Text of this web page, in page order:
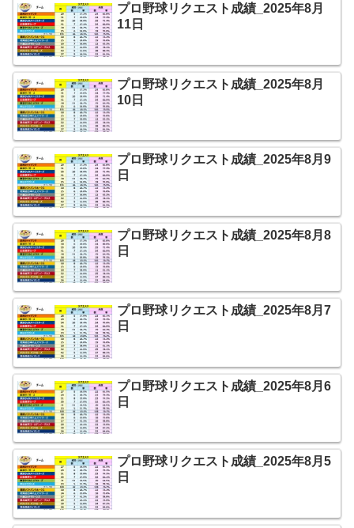
プロ野球リクエスト成績_2025年8月
11日
プロ野球リクエスト成績_2025年8月
10日
プロ野球リクエスト成績_2025年8月9
日
プロ野球リクエスト成績_2025年8月8
日
プロ野球リクエスト成績_2025年8月7
日
プロ野球リクエスト成績_2025年8月6
日
プロ野球リクエスト成績_2025年8月5
日